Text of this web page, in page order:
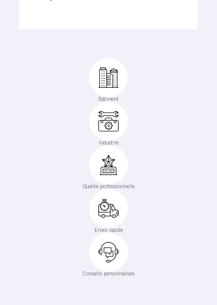
Bâtiment
Industrie
Qualité professionnelle
Envoi rapide
Conseils personnalisés